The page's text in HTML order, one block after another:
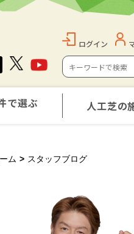
ログイン
で選ぶ 人工芝の
ム > スタッフブログ